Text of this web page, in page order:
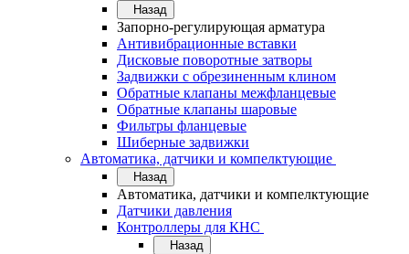
Назад
Запорно-регулирующая арматура
Антивибрационные вставки
Дисковые поворотные затворы
Задвижки с обрезиненным клином
Обратные клапаны межфланцевые
Обратные клапаны шаровые
Фильтры фланцевые
Шиберные задвижки
Автоматика, датчики и компелктующие
Назад
Автоматика, датчики и компелктующие
Датчики давления
Контроллеры для КНС
Назад